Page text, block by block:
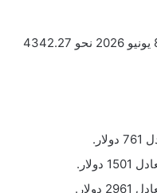
سجل سعر أونصة الذهب اليوم الإثنين 8 يونيو 2026 نحو 4342.27